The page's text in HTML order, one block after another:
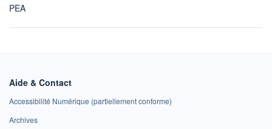
PEA
Aide & Contact
Accessibilité Numérique (partiellement conforme)
Archives